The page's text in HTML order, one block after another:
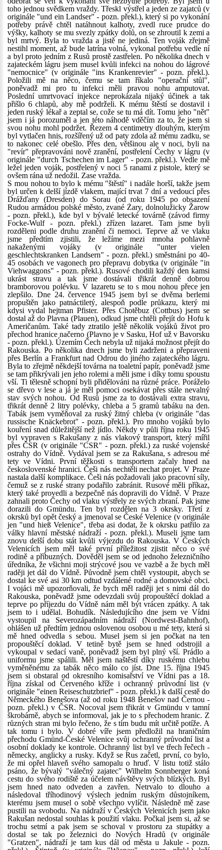
toho jednou svědkem vraždy. Třeskl výstřel a jeden ze zajatců (v
originále "und ein Landser" - pozn. překl.), který si po vykonání
potřeby právě chtěl natáhnout kalhoty, zvedl ruce prudce do
výšky, kalhoty se mu svezly zpátky dolů, on se zhroutil k zemi a
byl mrtvý. Byla to vražda a jistě ne jediná. Ten voják zřejmě
nestihl moment, až bude latrína volná, vykonal potřebu vedle ní
a byl proto jedním z Rusů prostě zastřelen. Po několika dnech v
zajateckém lágru jsem musel kvůli infekci na nohou do lágrové
"nemocnice" (v originále "ins Krankenrevier" - pozn. překl.).
Položili mě na něco, čemu se tam říkalo "operační stůl",
poněvadž mi pro tu infekci měli pravou nohu amputovat.
Poslední umrtvovací injekce neprokázala nijaký účinek a tak
přišlo 6 chlapů, aby mě podrželi. K mému štěstí se dostavil i
jeden ruský lékař a zeptal se, cože se tu má dít. Tomu jeho "nět"
jsem i já porozuměl a jen této náhodě vděčím za to, že jsem si
svou nohu mohl podržet. Řezem 4 centimetry dlouhým, kterým
byl vytlačen hnis, rozšířený už od paty zdola až mému zadku, se
to nakonec celé obešlo. Přes den, většinou ale v noci, byli na
"revír" přepravováni nově zranění, postřelení Čechy v lágru (v
originále "durch Tschechen im Lager" - pozn. překl.). Vedle mě
ležel jeden voják, postřelený v noci 5 ranami z pistole, který se
ovšem rána už nedožil. Zase vražda.
S mou nohou to bylo k mému "štěstí" i nadále horší, takže jsem
byl určen k delší jízdě vlakem, mající trvat 7 dní a vedoucí přes
Drážďany (Dresden) do Sorau (od roku 1945 po obsazení
Rudou armádou polské město, zvané Żary, dolnolužicky Žarow
- pozn. překl.), kde byl v bývalé letecké továrně (závod firmy
Focke-Wulf - pozn. překl.) zřízen lazaret. Tam jsme byli
rozděleni podle druhu zranění či nemoci. Teprve až ve vlaku
jsme předtím zjistili, že ležíme mezi mnoha pohlavně
nakaženými vojáky (v originále "unter vielen
geschlechtskranken Landsern" - pozn. překl.) směstnáni po 40-
45 osobách ve vagonech pro přepravu dobytka (v originále "in
Viehwaggons" - pozn. překl.). Rusové chodili každý den kamsi
ukrást stravu a tak jsme dostávali třikrát denně dobrou
bramborovou polévku. V lazaretu se to s mou nohou přece jen
zlepšilo. Dne 24. července 1945 jsem byl se dvěma berlemi
propuštěn jako patnáctiletý, alespoň podle průkazu, který mi
kdysi vydal hejtman Pfister. Přes Chotěbuz (Cottbus) jsem se
dostal až do Plavna (Plauen), odkud jsme chtěli přejít do Hofu k
Američanům. Také tady ztratilo ještě několik vojáků život pro
přechod hranice načerno (Plavno je v Sasku, Hof už v Bavorsku
- pozn. překl.). Územím Čech nebyla už nijaká možnost přejít do
Rakouska. Po několika dnech jsme byli zadrženi a přepraveni
přes Berlín a Frankfurt nad Odrou do jiného zajateckého lágru.
Byla to zřejmě někdejší továrna na toaletní papír, poněvadž jsme
se tam přikrývali jen jeho rolemi a měli jsme i díky tomu spoustu
vší. Ti tělesně schopní byli přidělováni na různé práce. Poráželo
se dřevo v lese a já je měl pomoci osekávat přes stále nevalný
stav svých nohou. Od Rusů jsme za to dostávali extra stravu,
třikrát denně 2 litry polévky, chleba a 5 gramů tabáku na den.
Tabák jsem vyměňoval za ruský žitný chleba (v originále "das
russische Knäckebrot" - pozn. překl.). Pro mnoho vojáků bylo
kouření snad důležitější než jídlo. Někdy v půli října roku 1945
byl vypraven s Rakušany z nás vlakový transport, který mířil
přes ČSR (v originále "CSR" - pozn. překl.) za ruské vojenské
ostrahy do Vídně. Vydával jsem se za Rakušana, s adresou mé
tety ve Vídni. První těžkosti s transportem začaly hned na
československé hranici. Češi nás nechtěli nechat projet. V Praze
nastala další komplikace. Češi nás požadovali jako pracovní síly,
čemuž se z ruské strany podařilo zabránit. Rusové měli příkaz,
který také provedli a bezpečně nás dopravili do Vídně. V Praze
zahnali proto Čechy od vlaku výstřely ze svých zbraní. Pak jsme
dorazili do Gmündu. Ten byl rozdělen na 3 okrsky. Třetí z
okrsků byl opět český a jmenoval se České Velenice (v originále
jen "und hieß Velenice", třeba asi dodat, že k okrsku patřilo za
války hlavní městské nádraží - pozn. překl.). Museli jsme tam
znovu delší dobu stát kvůli výjezdu do Rakouska. V Českých
Velenicích jsem měl také první příležitost zjistit něco o své
rodině a příbuzných. Dověděl jsem se od jednoho železničního
úředníka, že všichni moji strýcové jsou ve vazbě a že bych měl
raději jet dál do Vídně. Původně jsem chtěl vystoupit, abych se
dostal ke své asi 30 km odtud vzdálené rodné a domovské obci.
I vojáci mě upozorňovali, že bych měl raději jet s nimi dál do
Rakouska, poněvadž jsme odevzdali svůj propouštěcí doklad a
teprve po příjezdu do Vídně nám měl být vrácen zpátky. A tak
jsem to i udělal. Bohudík. Následujícího dne jsem ve Vídni
vystoupil na Severozápadním nádraží (Nordwest-Bahnhof),
ohlášen už předtím jednou oslovenou osobou u mé tety, která si
mě hned odvedla s sebou. Musel jsem si jen počkat na ten
propouštěcí doklad. V tetině bytě jsem se hned odstrojil a
vykoupal v sedací vaně, poněvadž jsem byl plný vší. Prádlo a
uniformu jsme spálili. Měl jsem naštěstí díky ruskému chlebu
vyměněnému za tabák něco málo co jíst. Dne 15. října 1945
jsem si obstaral od okresního komisařství ve Vídni pas a 18.
října získal od Červeného kříže i ochranný průvodní list (v
originále "einen Reiseschutzbrief" - pozn. překl.) k další cestě do
Německého Benešova (až od roku 1948 Benešov nad Černou -
pozn. překl.) v ČSR. Nocoval jsem třikrát v Gmündu v tamní
škrobárně, abych se informoval, jak je to s přechodem hranic. Z
různých stran mi bylo řečeno, že s tím budu mít určitě potíže. A
tak tomu i bylo. V dobré víře jsem předložil na hraničním
přechodu Gmünd-České Velenice svůj ochranný průvodní list a
osobní doklady ke kontrole. Ochranný list byl ve třech řečech -
německy, anglicky a rusky. Když se Rus začetl, první, co bylo,
že mi opřel hlaveň svého samopalu o hruď. V listu totiž stálo
psáno, že bývalý "válečný zajatec" Wilhelm Sonnberger koná
cestu do svého rodiště za účelem návštěvy svých blízkých. Byl
jsem hned nato odveden a zavřen. Netrvalo to dlouho a
následoval tříhodinový výslech jedním ruským důstojníkem,
kterému jsem musel o sobě všechno vylíčit. Následně mě zase
pustili na svobodu. Na nádraží v Českých Velenicích jsem jako
Rakušan nedostal souhlas k použití vlaku. Počkal jsem si, až se
trochu setmí a pak jsem se schoval v prostoru za stupátky a
dostal se tak po železnici do Nových Hradů (v originále
"Gratzen", nádraží je tam kus dál od města u Jakule - pozn.